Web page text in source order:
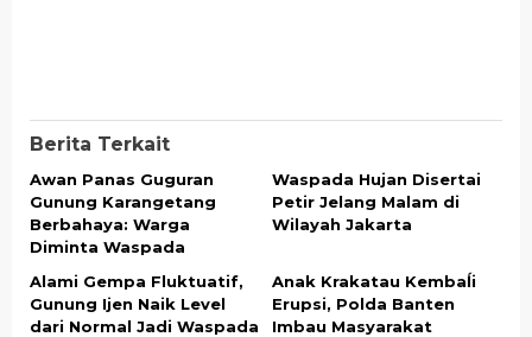
Berita Terkait
Awan Panas Guguran
Gunung Karangetang
Berbahaya: Warga
Diminta Waspada
Waspada Hujan Disertai
Petir Jelang Malam di
Wilayah Jakarta
Alami Gempa Fluktuatif,
Gunung Ijen Naik Level
dari Normal Jadi Waspada
Anak Krakatau Kembaĺi
Erupsi, Polda Banten
Imbau Masyarakat